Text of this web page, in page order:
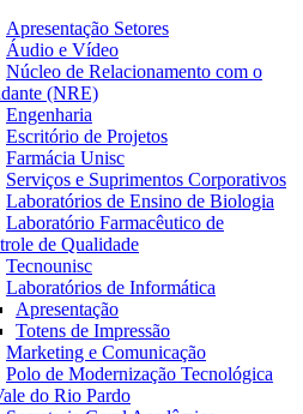
Apresentação Setores
Áudio e Vídeo
Núcleo de Relacionamento com o
(NRE)
Engenharia
Escritório de Projetos
Farmácia Unisc
Serviços e Suprimentos Corporativos
Laboratórios de Ensino de Biologia
Laboratório Farmacêutico de
de Qualidade
Tecnounisc
Laboratórios de Informática
Apresentação
Totens de Impressão
Marketing e Comunicação
Polo de Modernização Tecnológica
do Rio Pardo